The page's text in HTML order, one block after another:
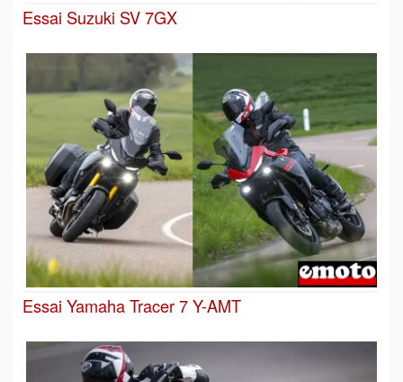
Essai Suzuki SV 7GX
Essai Yamaha Tracer 7 Y-AMT